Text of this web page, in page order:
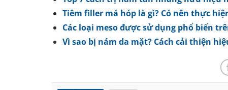
Tiêm filler má hóp là gì? Có nên thực
Các loại meso được sử dụng phổ biến
Vì sao bị nám da mặt? Cách cải thiện